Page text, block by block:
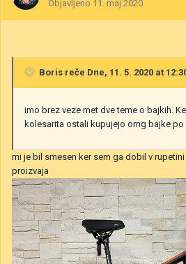
Objavljeno 11. maj 2020
Boris reče Dne, 11. 5. 2020 at
imo brez veze met dve teme o bajkih.
kolesarita ostali kupujejo orng bajke po
mi je bil smesen ker sem ga dobil v
proizvaja